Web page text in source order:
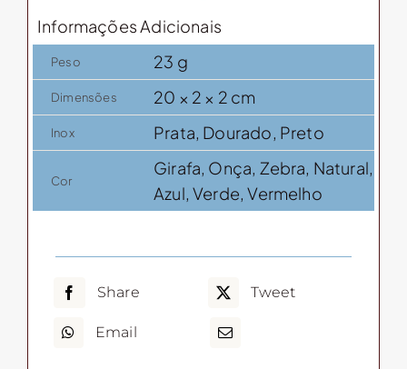
bambu
quantidade
Informações Adicionais
Peso 23 g
Dimensões 20 × 2 × 2 cm
Inox Prata, Dourado, Preto
Cor
Girafa, Onça, Zebra, Natural,
Azul, Verde, Vermelho
Share Tweet
Email